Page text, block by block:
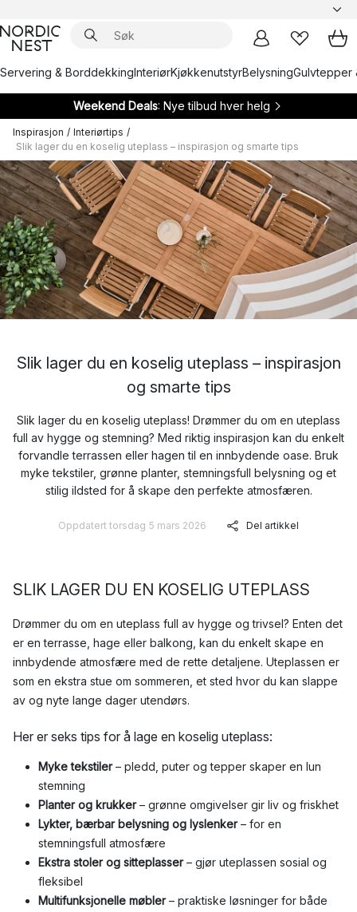
Servering & BorddekkingInteriørKjøkkenutstyrBelysningGulvtepper
Weekend Deals: Nye tilbud hver helg
Inspirasjon / Interiørtips /
Slik lager du en koselig uteplass – inspirasjon og smarte tips
Slik lager du en koselig uteplass – inspirasjon
og smarte tips
Slik lager du en koselig uteplass! Drømmer du om en uteplass
full av hygge og stemning? Med riktig inspirasjon kan du enkelt
forvandle terrassen eller hagen til en innbydende oase. Bruk
myke tekstiler, grønne planter, stemningsfull belysning og et
stilig ildsted for å skape den perfekte atmosfæren.
Oppdatert torsdag 5 mars 2026 Del artikkel
SLIK LAGER DU EN KOSELIG UTEPLASS
Drømmer du om en uteplass full av hygge og trivsel? Enten det
er en terrasse, hage eller balkong, kan du enkelt skape en
innbydende atmosfære med de rette detaljene. Uteplassen er
som en ekstra stue om sommeren, et sted hvor du kan slappe
av og nyte lange dager utendørs.
Her er seks tips for å lage en koselig uteplass:
Myke tekstiler– pledd, puter og tepper skaper en lun
stemning
Planter og krukker– grønne omgivelser gir liv og friskhet
Lykter, bærbar belysning og lyslenker– for en
stemningsfull atmosfære
Ekstra stoler og sitteplasser– gjør uteplassen sosial og
fleksibel
Multifunksjonelle møbler– praktiske løsninger for både